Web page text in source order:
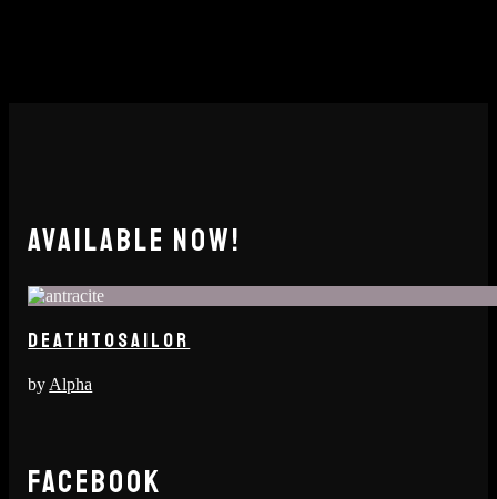
AVAILABLE NOW!
DEATHTOSAILOR
by Alpha
FACEBOOK